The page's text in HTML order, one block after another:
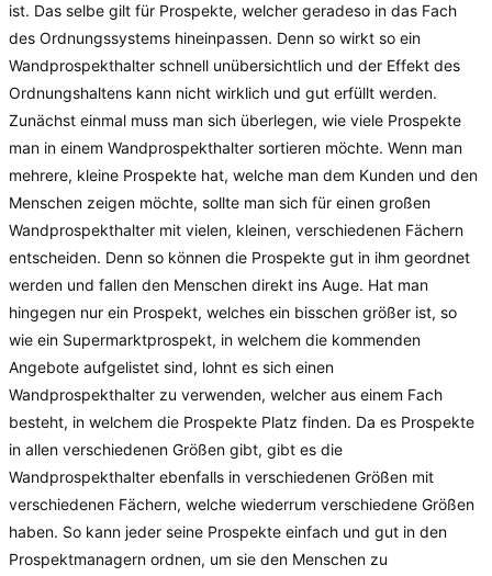
ist. Das selbe gilt für Prospekte, welcher geradeso in das Fach
des Ordnungssystems hineinpassen. Denn so wirkt so ein
Wandprospekthalter schnell unübersichtlich und der Effekt des
Ordnungshaltens kann nicht wirklich und gut erfüllt werden.
Zunächst einmal muss man sich überlegen, wie viele Prospekte
man in einem Wandprospekthalter sortieren möchte. Wenn man
mehrere, kleine Prospekte hat, welche man dem Kunden und den
Menschen zeigen möchte, sollte man sich für einen großen
Wandprospekthalter mit vielen, kleinen, verschiedenen Fächern
entscheiden. Denn so können die Prospekte gut in ihm geordnet
werden und fallen den Menschen direkt ins Auge. Hat man
hingegen nur ein Prospekt, welches ein bisschen größer ist, so
wie ein Supermarktprospekt, in welchem die kommenden
Angebote aufgelistet sind, lohnt es sich einen
Wandprospekthalter zu verwenden, welcher aus einem Fach
besteht, in welchem die Prospekte Platz finden. Da es Prospekte
in allen verschiedenen Größen gibt, gibt es die
Wandprospekthalter ebenfalls in verschiedenen Größen mit
verschiedenen Fächern, welche wiederrum verschiedene Größen
haben. So kann jeder seine Prospekte einfach und gut in den
Prospektmanagern ordnen, um sie den Menschen zu